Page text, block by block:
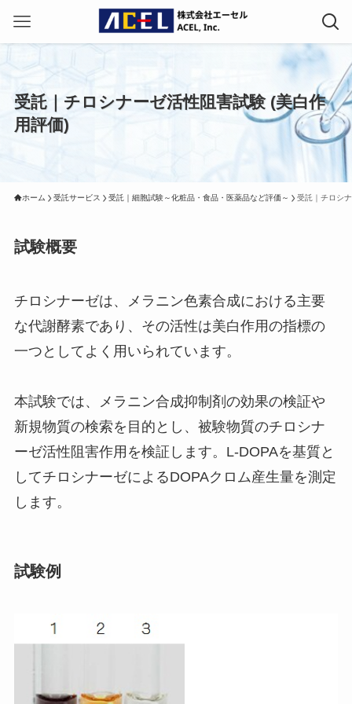
受託｜チロシナーゼ活性阻害試験 (美白作
用評価)
ホーム 受託サービス 受託｜細胞試験～化粧品・食品・医薬品など評価～ 受託｜チロシ
試験概要
チロシナーゼは、メラニン色素合成における主要
な代謝酵素であり、その活性は美白作用の指標の
一つとしてよく用いられています。
本試験では、メラニン合成抑制剤の効果の検証や
新規物質の検索を目的とし、被験物質のチロシナ
ーゼ活性阻害作用を検証します。L-DOPAを基質と
してチロシナーゼによるDOPAクロム産生量を測定
します。
試験例